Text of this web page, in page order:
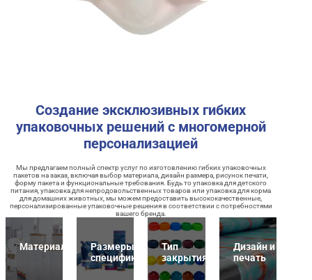
Создание эксклюзивных гибких
упаковочных решений с многомерной
персонализацией
Мы предлагаем полный спектр услуг по изготовлению гибких упаковочных
пакетов на заказ, включая выбор материала, дизайн размера, рисунок печати,
форму пакета и функциональные требования. Будь то упаковка для детского
питания, упаковка для непродовольственных товаров или упаковка для корма
для домашних животных, мы можем предоставить высококачественные,
персонализированные упаковочные решения в соответствии с потребностями
вашего бренда.
Материалы
Размеры и
спецификация
Тип
закрытия
Дизайн и
печать